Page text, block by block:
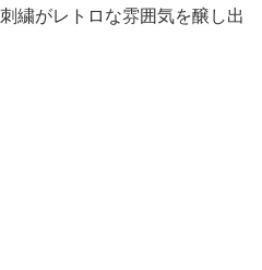
繍がレトロな雰囲気を醸し出